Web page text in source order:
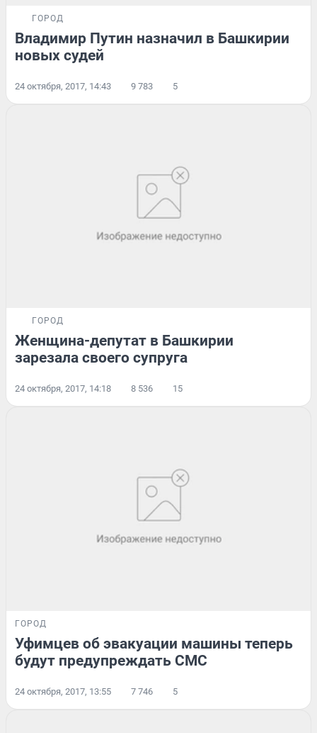
ГОРОД
Владимир Путин назначил в Башкирии
новых судей
24 октября, 2017, 14:43 9 783 5
ГОРОД
Женщина-депутат в Башкирии
зарезала своего супруга
24 октября, 2017, 14:18 8 536 15
ГОРОД
Уфимцев об эвакуации машины теперь
будут предупреждать СМС
24 октября, 2017, 13:55 7 746 5